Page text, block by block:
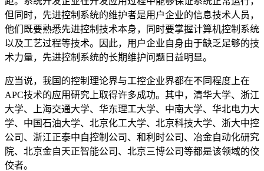
但同时，先进控制系统的维护者是用户企业的信息技术人员，
他们既要熟悉先进控制技术本身，同时要掌握计算机控制系统
以及工艺过程等技术。因此，用户企业自身由于缺乏足够的技
术力量，先进控制系统的长期维护问题日益明显。
应当说，我国的控制理论界与工控企业界都在不同程度上在
APC技术的应用研究上取得许多成功。其中，清华大学、浙江
大学、上海交通大学、华东理工大学、中南大学、华北电力大
学、中国石油大学、北京化工大学、北京科技大学、浙大中控
公司、浙江正泰中自控制公司、和利时公司、冶金自动化研究
院、北京金自天正智能公司、北京三博公司等都是该领域的佼
佼者。